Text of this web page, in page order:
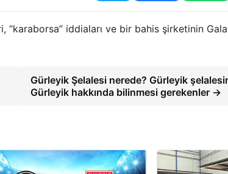
iddiaları ve bir bahis şirketinin
Gürleyik Şelalesi nerede? Gürleyik
Gürleyik hakkında bilinmesi gerekenler →